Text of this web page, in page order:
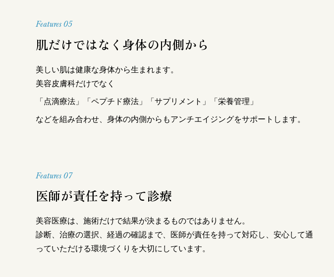
Features 05
肌だけではなく身体の内側から
美しい肌は健康な身体から生まれます。
美容皮膚科だけでなく
「点滴療法」「ペプチド療法」「サプリメント」「栄養管理」
などを組み合わせ、身体の内側からもアンチエイジングをサポートします。
Features 07
医師が責任を持って診療
美容医療は、施術だけで結果が決まるものではありません。
診断、治療の選択、経過の確認まで、医師が責任を持って対応し、安心して通
っていただける環境づくりを大切にしています。